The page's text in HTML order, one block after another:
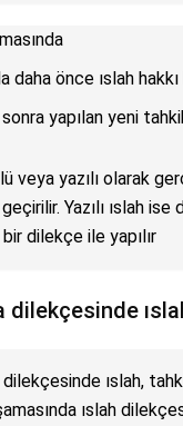
daha önce ıslah hakkı
yapılan yeni
veya yazılı olarak
Yazılı ıslah
dilekçe ile yapılır
dilekçesinde
dilekçesinde ıslah,
ıslah